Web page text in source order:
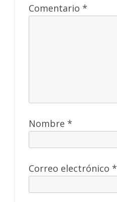
Comentario *
Nombre *
Correo electrónico *